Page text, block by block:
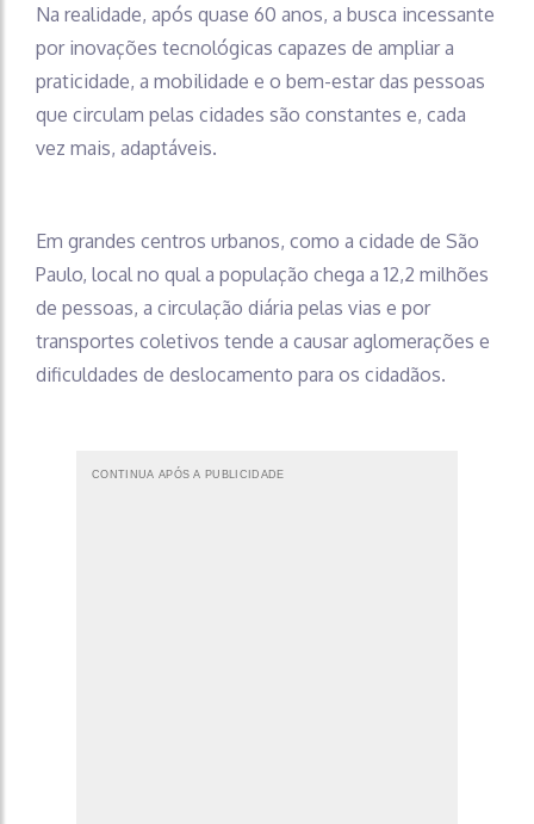
Na realidade, após quase 60 anos, a busca incessante
por inovações tecnológicas capazes de ampliar a
praticidade, a mobilidade e o bem-estar das pessoas
que circulam pelas cidades são constantes e, cada
vez mais, adaptáveis.
Em grandes centros urbanos, como a cidade de São
Paulo, local no qual a população chega a 12,2 milhões
de pessoas, a circulação diária pelas vias e por
transportes coletivos tende a causar aglomerações e
dificuldades de deslocamento para os cidadãos.
CONTINUA APÓS A PUBLICIDADE